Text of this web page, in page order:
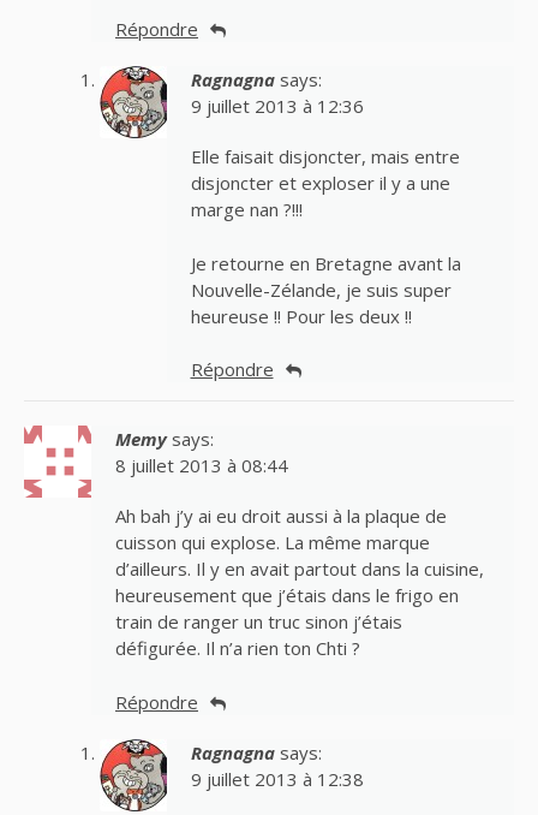
Répondre
Ragnagna says:
9 juillet 2013 à 12:36
Elle faisait disjoncter, mais entre
disjoncter et exploser il y a une
marge nan ?!!!
Je retourne en Bretagne avant la
Nouvelle-Zélande, je suis super
heureuse !! Pour les deux !!
Répondre
Memy says:
8 juillet 2013 à 08:44
Ah bah j’y ai eu droit aussi à la plaque de
cuisson qui explose. La même marque
d’ailleurs. Il y en avait partout dans la cuisine,
heureusement que j’étais dans le frigo en
train de ranger un truc sinon j’étais
défigurée. Il n’a rien ton Chti ?
Répondre
Ragnagna says:
9 juillet 2013 à 12:38